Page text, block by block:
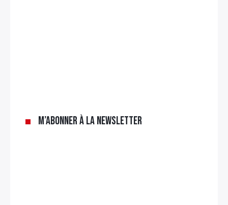
M’abonner à la newsletter